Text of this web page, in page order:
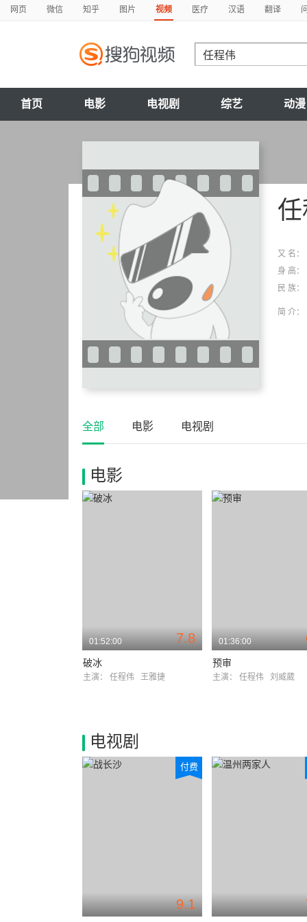
网页 微信 知乎 图片 视频 医疗 汉语 翻译
首页 电影 电视剧 综艺 动漫
又 名：
身 高：
民 族：
简 介：
全部 电影 电视剧
电影
7.8
01:52:00
破冰
主演： 任程伟 王雅捷
01:36:00
预审
主演： 任程伟 刘威葳
电视剧
9.1
付费